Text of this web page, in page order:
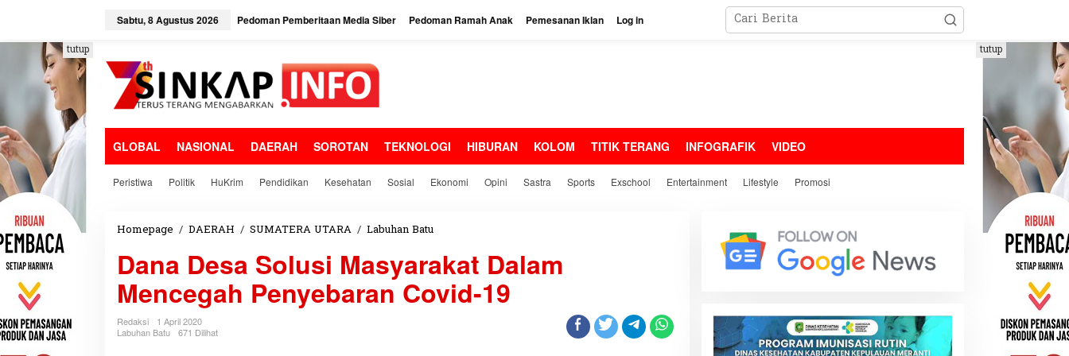
e
k
o
n
t
e
n
Sabtu, 8 Agustus 2026 Pedoman Pemberitaan Media Siber Pedoman Ramah Anak Pemesanan Iklan Log in
GLOBAL NASIONAL DAERAH SOROTAN TEKNOLOGI HIBURAN KOLOM TITIK TERANG INFOGRAFIK VIDEO
Peristiwa Politik HuKrim Pendidikan Kesehatan Sosial Ekonomi Opini Sastra Sports Exschool Entertainment Lifestyle Promosi
tutup tutup
Homepage / DAERAH / SUMATERA UTARA / Labuhan Batu
n
a
D
e
Dana Desa Solusi Masyarakat Dalam
Mencegah Penyebaran Covid-19
Redaksi
1 April 2020
Labuhan Batu
671 Dilihat